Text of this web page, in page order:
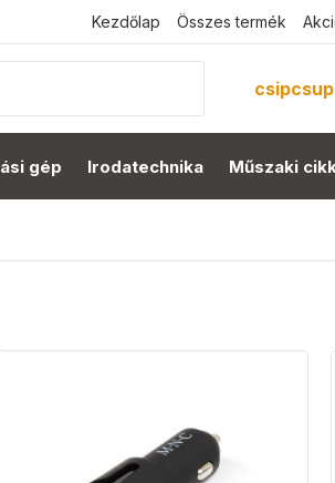
Kezdőlap Összes termék
gép Irodatechnika Műszaki